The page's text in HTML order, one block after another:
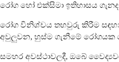
රෝග හෝ එක්සිමා ඉතිහාසය
රෝග විනිශ්චය තහවුරු කිරීම
අවුලුවන, හුස්ම ගැනීමේ රෝගයක
සමහර අවස්ථාවලදී, ඔබේ